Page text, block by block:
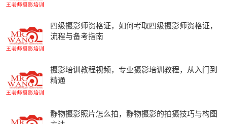
四级摄影师资格证，如何考取四级摄影师资格证，
流程与备考指南
摄影培训教程视频，专业摄影培训教程，从入门到
精通
静物摄影照片怎么拍，静物摄影的拍摄技巧与构图